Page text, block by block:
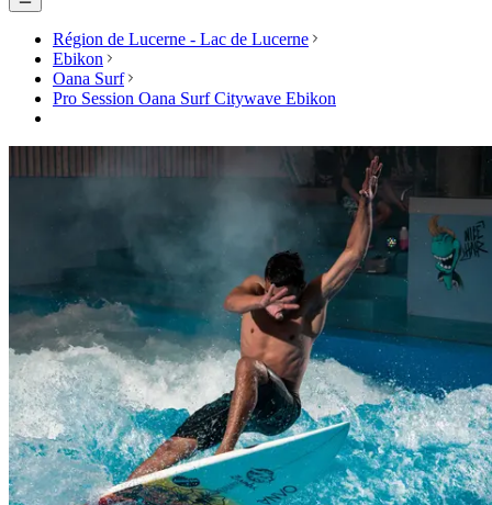
Région de Lucerne - Lac de Lucerne
Ebikon
Oana Surf
Pro Session Oana Surf Citywave Ebikon